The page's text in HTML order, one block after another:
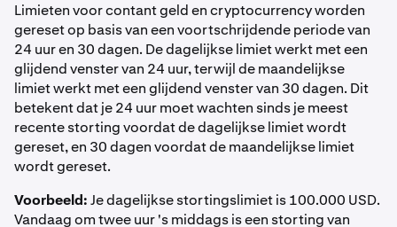
Limieten voor contant geld en cryptocurrency worden
gereset op basis van een voortschrijdende periode van
24 uur en 30 dagen. De dagelijkse limiet werkt met een
glijdend venster van 24 uur, terwijl de maandelijkse
limiet werkt met een glijdend venster van 30 dagen. Dit
betekent dat je 24 uur moet wachten sinds je meest
recente storting voordat de dagelijkse limiet wordt
gereset, en 30 dagen voordat de maandelijkse limiet
wordt gereset.
Voorbeeld:Je dagelijkse stortingslimiet is 100.000 USD.
Vandaag om twee uur 's middags is een storting van